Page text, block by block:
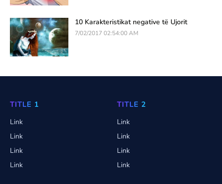
10 Karakteristikat negative të Ujorit
7/02/2017 02:54:00 AM
TITLE 1
Link
Link
Link
Link
TITLE 2
Link
Link
Link
Link